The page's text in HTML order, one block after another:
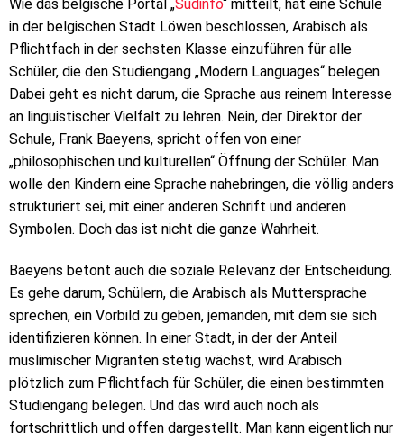
Wie das belgische Portal „Sudinfo“ mitteilt, hat eine Schule
in der belgischen Stadt Löwen beschlossen, Arabisch als
Pflichtfach in der sechsten Klasse einzuführen für alle
Schüler, die den Studiengang „Modern Languages“ belegen.
Dabei geht es nicht darum, die Sprache aus reinem Interesse
an linguistischer Vielfalt zu lehren. Nein, der Direktor der
Schule, Frank Baeyens, spricht offen von einer
„philosophischen und kulturellen“ Öffnung der Schüler. Man
wolle den Kindern eine Sprache nahebringen, die völlig anders
strukturiert sei, mit einer anderen Schrift und anderen
Symbolen. Doch das ist nicht die ganze Wahrheit.
Baeyens betont auch die soziale Relevanz der Entscheidung.
Es gehe darum, Schülern, die Arabisch als Muttersprache
sprechen, ein Vorbild zu geben, jemanden, mit dem sie sich
identifizieren können. In einer Stadt, in der der Anteil
muslimischer Migranten stetig wächst, wird Arabisch
plötzlich zum Pflichtfach für Schüler, die einen bestimmten
Studiengang belegen. Und das wird auch noch als
fortschrittlich und offen dargestellt. Man kann eigentlich nur